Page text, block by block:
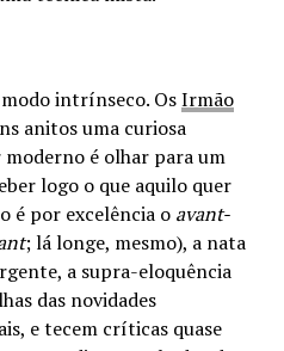
intrínseco. OsIrmão
anitos uma curiosa
moderno é olhar para um
logo o que aquilo quer
é por excelência o avant-
; lá longe, mesmo), a nata
a supra-eloquência
das novidades
e tecem críticas quase